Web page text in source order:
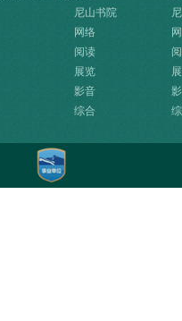
尼山书院
网络
阅读
展览
影音
综合